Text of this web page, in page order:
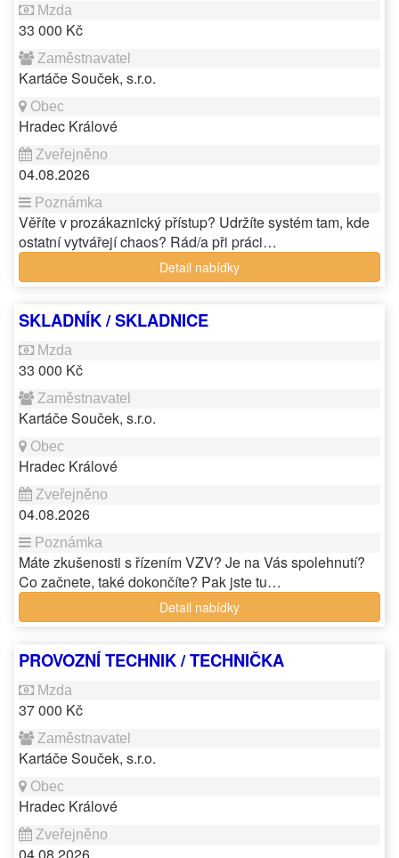
33 000 Kč
Kartáče Souček, s.r.o.
Hradec Králové
04.08.2026
Věříte v prozákaznický přístup? Udržíte systém tam, kde
ostatní vytvářejí chaos? Rád/a při práci…
Detail nabídky
SKLADNÍK / SKLADNICE
33 000 Kč
Kartáče Souček, s.r.o.
Hradec Králové
04.08.2026
Máte zkušenosti s řízením VZV? Je na Vás spolehnutí?
Co začnete, také dokončíte? Pak jste tu…
Detail nabídky
PROVOZNÍ TECHNIK / TECHNIČKA
37 000 Kč
Kartáče Souček, s.r.o.
Hradec Králové